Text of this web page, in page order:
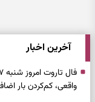
آخرین اخبار
واقعی، کم‌کردن بار